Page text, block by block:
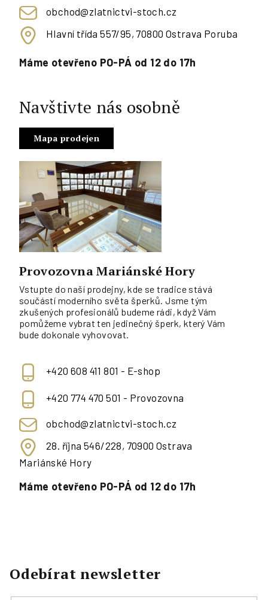
obchod@zlatnictvi-stoch.cz
Hlavní třída 557/95, 70800 Ostrava Poruba
Máme otevřeno PO-PÁ od 12 do 17h
Navštivte nás osobně
Mapa prodejen
Provozovna Mariánské Hory
Vstupte do naší prodejny, kde se tradice stává
součástí moderního světa šperků. Jsme tým
zkušených profesionálů budeme rádi, když Vám
pomůžeme vybrat ten jedinečný šperk, který Vám
bude dokonale vyhovovat.
+420 608 411 801 - E-shop
+420 774 470 501 - Provozovna
obchod@zlatnictvi-stoch.cz
28. října 546/228, 70900 Ostrava
Mariánské Hory
Máme otevřeno PO-PÁ od 12 do 17h
Odebírat newsletter